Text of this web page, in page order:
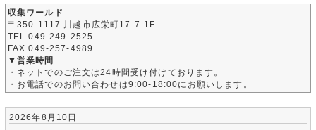
収集ワールド
〒350-1117 川越市広栄町17-7-1F
TEL 049-249-2525
FAX 049-257-4989
▼営業時間
・ネットでのご注文は24時間受け付けております。
・お電話でのお問い合わせは9:00-18:00にお願いします。
2026年8月10日